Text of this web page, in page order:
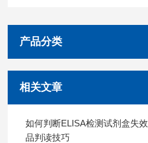
产品分类
相关文章
如何判断ELISA检测试剂盒失
品判读技巧